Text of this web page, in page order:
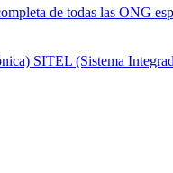
de todas las ONG
SITEL (Sistema